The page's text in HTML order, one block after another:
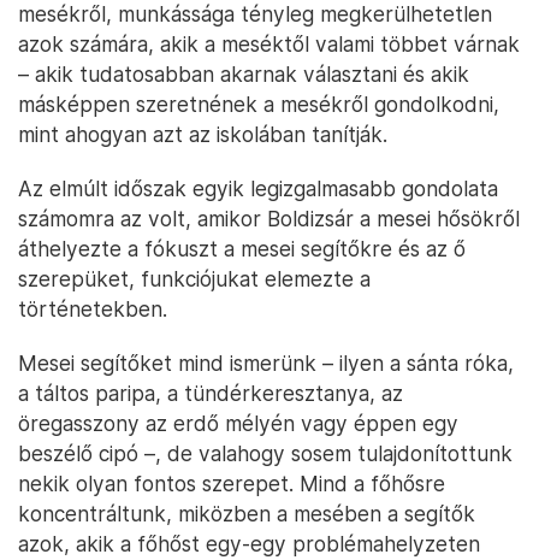
mesékről, munkássága tényleg megkerülhetetlen
azok számára, akik a meséktől valami többet várnak
– akik tudatosabban akarnak választani és akik
másképpen szeretnének a mesékről gondolkodni,
mint ahogyan azt az iskolában tanítják.
Az elmúlt időszak egyik legizgalmasabb gondolata
számomra az volt, amikor Boldizsár a mesei hősökről
áthelyezte a fókuszt a mesei segítőkre és az ő
szerepüket, funkciójukat elemezte a
történetekben.
Mesei segítőket mind ismerünk – ilyen a sánta róka,
a táltos paripa, a tündérkeresztanya, az
öregasszony az erdő mélyén vagy éppen egy
beszélő cipó –, de valahogy sosem tulajdonítottunk
nekik olyan fontos szerepet. Mind a főhősre
koncentráltunk, miközben a mesében a segítők
azok, akik a főhőst egy-egy problémahelyzeten